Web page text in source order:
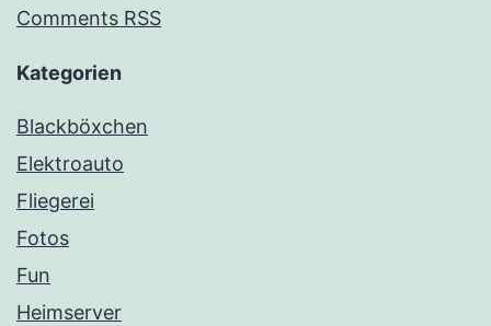
Comments RSS
Kategorien
Blackböxchen
Elektroauto
Fliegerei
Fotos
Fun
Heimserver